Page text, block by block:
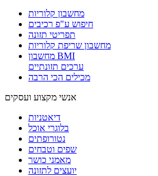
מחשבון קלוריות
חיפוש ע"פ רכיבים
תפריטי תזונה
מחשבון שריפת קלוריות
מחשבון BMI
ערכים תזונתיים
מכילים הכי הרבה
אנשי מקצוע ועסקים
דיאטניות
בלוגרי אוכל
נטורופתים
שפים וטבחים
מאמני כושר
יועצים לתזונה